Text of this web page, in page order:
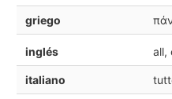
griego
inglés all,
italiano